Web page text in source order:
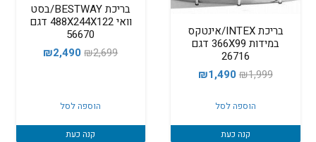
בריכת INTEX/אינטקס
במידות 366X99 דגם
26716
₪1,999
המחיר
היה:
₪1,999.
₪1,490
₪1,490.
הוספה לסל
קנה כעת
בריכת BESTWAY/בסט
וואי 488X244X122 דגם
56670
₪2,699
המחיר
₪2,699.
₪2,490
המחיר
הוספה לסל
קנה כעת